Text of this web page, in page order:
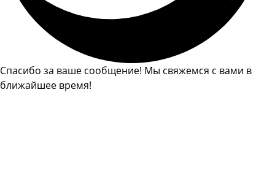
Спасибо за ваше сообщение! Мы свяжемся с вами в
ближайшее время!